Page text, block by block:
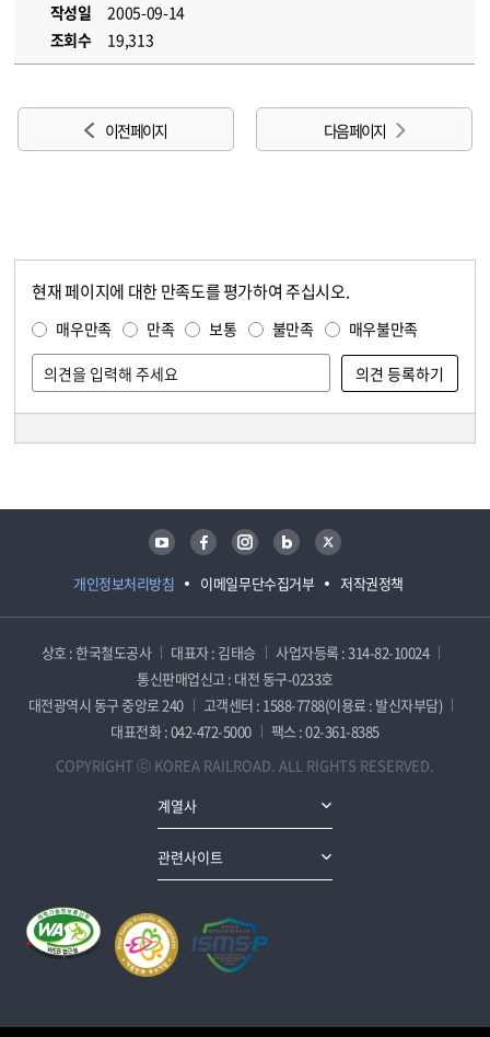
작성일
2005-09-14
조회수
19,313
이전 페이지 다음 페이지
현재 페이지에 대한 만족도를 평가하여 주십시오.
매우만족 만족 보통 불만족 매우불만족
개인정보처리방침 이메일무단수집거부 저작권정책
유튜브 페이스북 인스타그램 블로그 트위터
상호 : 한국철도공사 대표자 : 김태승
사업자등록 : 314-82-10024
통신판매업신고 : 대전 동구-0233호
대전광역시 동구 중앙로 240
고객센터 : 1588-7788(이용료 : 발신자부담)
대표전화 : 042-472-5000
팩스 : 02-361-8385
COPYRIGHT ⓒ KOREA RAILROAD. ALL RIGHTS RESERVED.
계열사
관련사이트